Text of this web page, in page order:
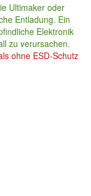
Ultimaker oder
Entladung. Ein
Elektronik
zu verursachen.
ohne ESD-Schutz